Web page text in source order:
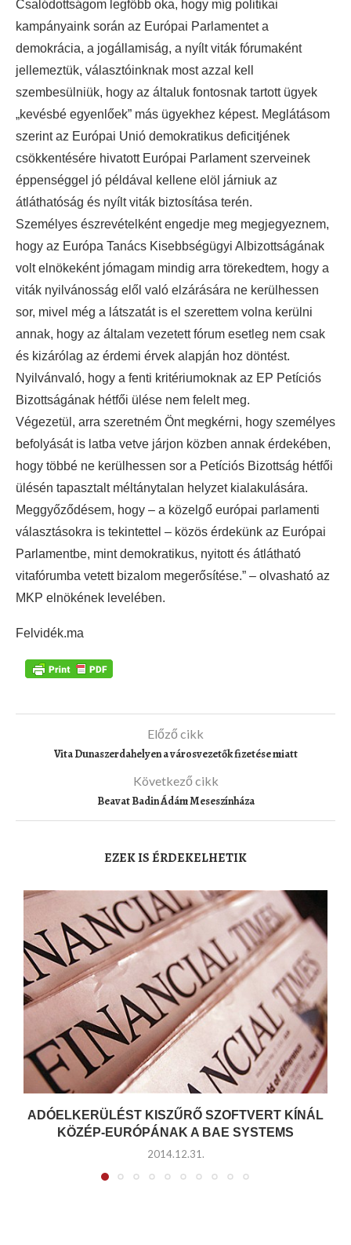
Csalódottságom legfőbb oka, hogy míg politikai
kampányaink során az Európai Parlamentet a
demokrácia, a jogállamiság, a nyílt viták fórumaként
jellemeztük, választóinknak most azzal kell
szembesülniük, hogy az általuk fontosnak tartott ügyek
„kevésbé egyenlőek” más ügyekhez képest. Meglátásom
szerint az Európai Unió demokratikus deficitjének
csökkentésére hivatott Európai Parlament szerveinek
éppenséggel jó példával kellene elöl járniuk az
átláthatóság és nyílt viták biztosítása terén.
Személyes észrevételként engedje meg megjegyeznem,
hogy az Európa Tanács Kisebbségügyi Albizottságának
volt elnökeként jómagam mindig arra törekedtem, hogy a
viták nyilvánosság elől való elzárására ne kerülhessen
sor, mivel még a látszatát is el szerettem volna kerülni
annak, hogy az általam vezetett fórum esetleg nem csak
és kizárólag az érdemi érvek alapján hoz döntést.
Nyilvánvaló, hogy a fenti kritériumoknak az EP Petíciós
Bizottságának hétfői ülése nem felelt meg.
Végezetül, arra szeretném Önt megkérni, hogy személyes
befolyását is latba vetve járjon közben annak érdekében,
hogy többé ne kerülhessen sor a Petíciós Bizottság hétfői
ülésén tapasztalt méltánytalan helyzet kialakulására.
Meggyőződésem, hogy – a közelgő európai parlamenti
választásokra is tekintettel – közös érdekünk az Európai
Parlamentbe, mint demokratikus, nyitott és átlátható
vitafórumba vetett bizalom megerősítése.” – olvasható az
MKP elnökének levelében.
Felvidék.ma
Előző cikk
Vita Dunaszerdahelyen a városvezetők fizetése miatt
Következő cikk
Beavat Badin Ádám Meseszínháza
EZEK IS ÉRDEKELHETIK
ADÓELKERÜLÉST KISZŰRŐ SZOFTVERT KÍNÁL
KÖZÉP-EURÓPÁNAK A BAE SYSTEMS
2014.12.31.